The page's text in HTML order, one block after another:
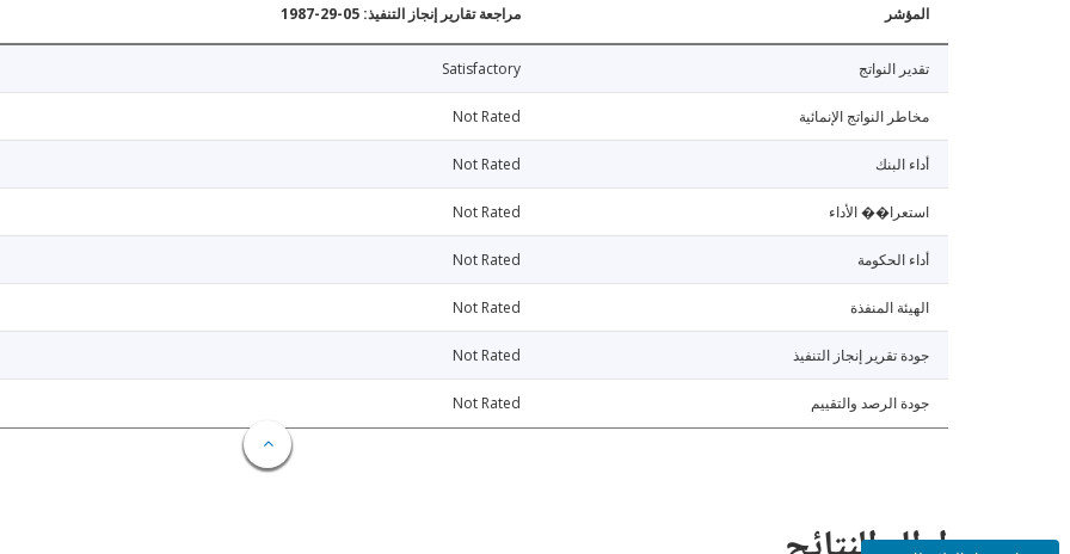
المؤشر مراجعة تقارير إنجاز التنفيذ: 05-29-1987
تقدير النواتج Satisfactory
مخاطر النواتج الإنمائية Not Rated
أداء البنك Not Rated
استعرا�� الأداء Not Rated
أداء الحكومة Not Rated
الهيئة المنفذة Not Rated
جودة تقرير إنجاز التنفيذ Not Rated
جودة الرصد والتقييم Not Rated